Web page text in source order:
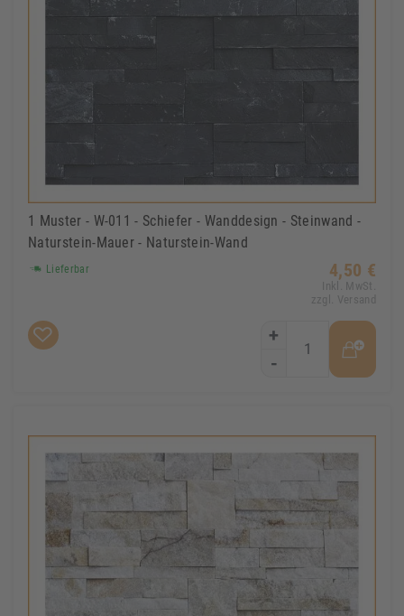
1 Muster - W-011 - Schiefer - Wanddesign - Steinwand -
Naturstein-Mauer - Naturstein-Wand
Lieferbar 4,50 €
Inkl. MwSt.
zzgl. Versand
+
-